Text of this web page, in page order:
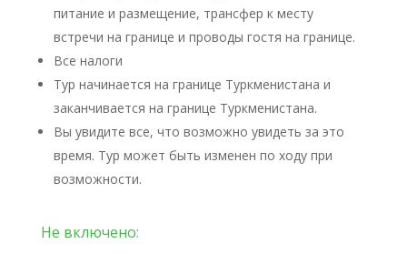
питание и размещение, трансфер к месту
встречи на границе и проводы гостя на границе.
Все налоги
Тур начинается на границе Туркменистана и
заканчивается на границе Туркменистана.
Вы увидите все, что возможно увидеть за это
время. Тур может быть изменен по ходу при
возможности.
Не включено: